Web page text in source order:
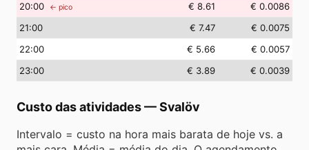
20:00 ← pico € 8.61
€ 0.0086
21:00 € 7.47
€ 0.0075
22:00 € 5.66
€ 0.0057
23:00 € 3.89 € 0.0039
Custo das atividades—Svalöv
Intervalo = custo na hora mais barata de hoje vs. a